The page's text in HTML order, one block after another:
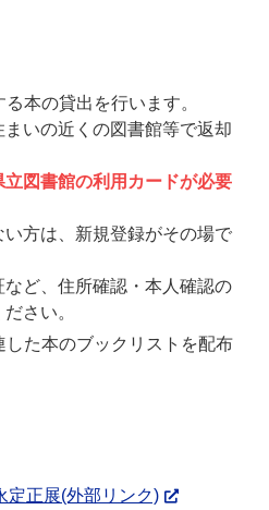
本の貸出を行います。
いの近くの図書館等で返却
図書館の利用カードが必要
方は、新規登録がその場で
ど、住所確認・本人確認の
さい。
た本のブックリストを配布
定正展(外部リンク)